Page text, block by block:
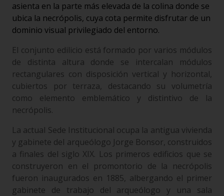
asienta en la parte más elevada de la colina donde se
ubica la necrópolis, cuya cota permite disfrutar de un
dominio visual privilegiado del entorno.
El conjunto edilicio está formado por varios módulos
de distinta altura donde se intercalan módulos
rectangulares con disposición vertical y horizontal,
cubiertos por terraza, destacando su volumetría
como elemento emblemático y distintivo de la
necrópolis.
La actual Sede Institucional ocupa la antigua vivienda
y gabinete del arqueólogo Jorge Bonsor, construidos
a finales del siglo XIX. Los primeros edificios que se
construyeron en el promontorio de la necrópolis
fueron inaugurados en 1885, albergando el primer
gabinete de trabajo del arqueólogo y una sala